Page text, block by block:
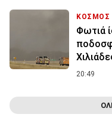
ΚΟΣΜΟΣ
Φωτιά
20:49